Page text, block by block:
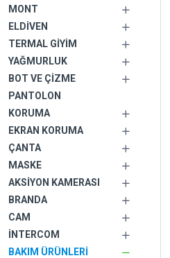
MONT
ELDIVEN
TERMAL GIYIM
YAĞMURLUK
BOT VE ÇIZME
PANTOLON
KORUMA
EKRAN KORUMA
ÇANTA
MASKE
AKSIYON KAMERASI
BRANDA
CAM
İNTERCOM
BAKIM ÜRÜNLERI